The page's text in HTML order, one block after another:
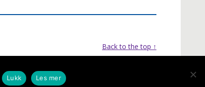
Back to the top ↑
Lukk Les mer